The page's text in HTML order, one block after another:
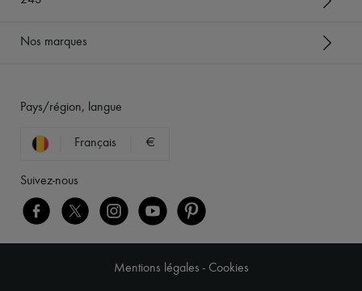
Nos marques
Pays/région, langue
Français €
Suivez-nous
Mentions légales - Cookies